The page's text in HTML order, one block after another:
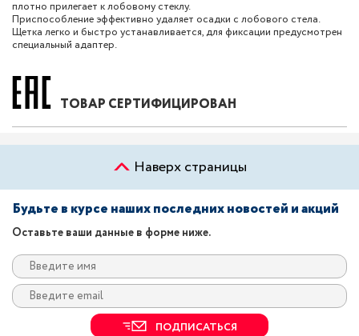
плотно прилегает к лобовому стеклу.
Приспособление эффективно удаляет осадки с лобового стела.
Щетка легко и быстро устанавливается, для фиксации предусмотрен
специальный адаптер.
ТОВАР СЕРТИФИЦИРОВАН
Наверх страницы
Будьте в курсе наших последних новостей и акций
Оставьте ваши данные в форме ниже.
ПОДПИСАТЬСЯ